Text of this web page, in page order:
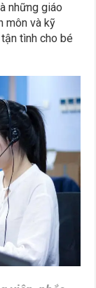
những giáo
môn và kỹ
tình cho bé